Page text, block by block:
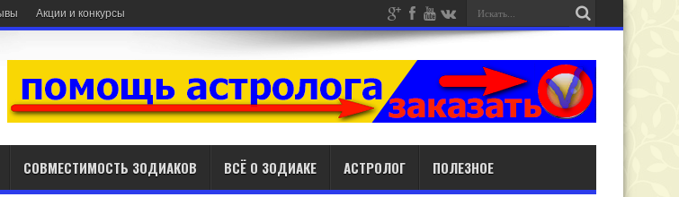
Акции и конкурсы
СОВМЕСТИМОСТЬ ЗОДИАКОВ ВСЁ О ЗОДИАКЕ АСТРОЛОГ ПОЛЕЗНОЕ